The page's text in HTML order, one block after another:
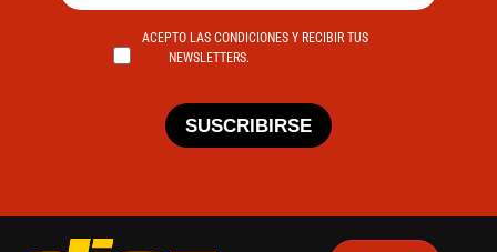
ACEPTO LAS CONDICIONES Y RECIBIR TUS
NEWSLETTERS.
SUSCRIBIRSE